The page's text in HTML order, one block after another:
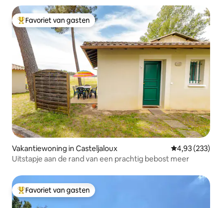
Topfavoriet van gasten
Favoriet van gasten
Vakantiewoning in Casteljaloux Gemiddelde
4,93 (233)
Uitstapje aan de rand van een prachtig bebost meer
Topfavoriet van gasten
Favoriet van gasten